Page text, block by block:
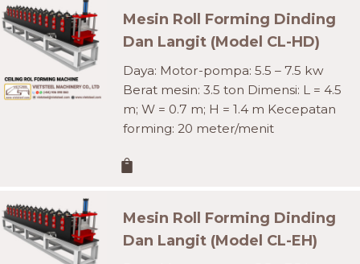
Mesin Roll Forming Dinding
Dan Langit (Model CL-HD)
Daya: Motor-pompa: 5.5 – 7.5 kw
Berat mesin: 3.5 ton Dimensi: L = 4.5
m; W = 0.7 m; H = 1.4 m Kecepatan
forming: 20 meter/menit
Mesin Roll Forming Dinding
Dan Langit (Model CL-EH)